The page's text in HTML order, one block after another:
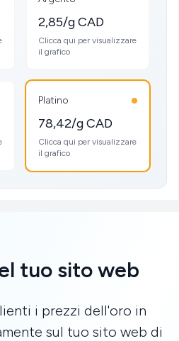
2,85/g CAD
Clicca qui per visualizzare
il grafico
Platino
78,42/g CAD
Clicca qui per visualizzare
il grafico
tuo sito web
i prezzi dell'oro in
sul tuo sito web di